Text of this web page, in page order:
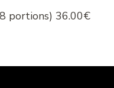
portions) 36.00€